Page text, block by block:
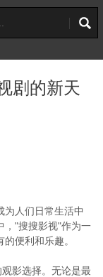
剧的新天
为人们日常生活中
，"搜搜影视"作为一
便利和乐趣。
影选择。无论是最